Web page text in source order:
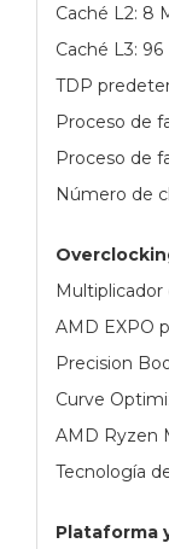
Caché L2: 8
Caché L3: 96
TDP
Proceso de
Proceso de
Número de
Multiplicador
AMD EXPO
Precision
Curve
AMD Ryzen
Tecnología
Plataforma